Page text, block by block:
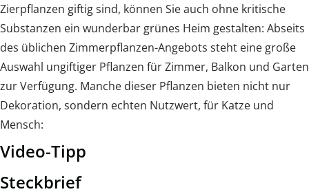
Zierpflanzen giftig sind, können Sie auch ohne kritische
Substanzen ein wunderbar grünes Heim gestalten: Abseits
des üblichen Zimmerpflanzen-Angebots steht eine große
Auswahl ungiftiger Pflanzen für Zimmer, Balkon und Garten
zur Verfügung. Manche dieser Pflanzen bieten nicht nur
Dekoration, sondern echten Nutzwert, für Katze und
Mensch:
Video-Tipp
Steckbrief